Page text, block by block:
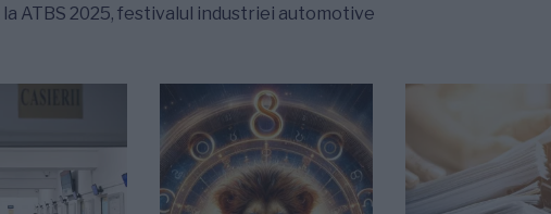
ATBS 2025, festivalul industriei automotive